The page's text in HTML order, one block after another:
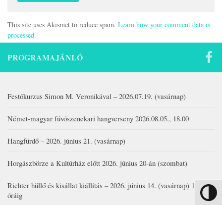
Nagy
This site uses Akismet to reduce spam. Learn how your comment data is
processed.
PROGRAMAJÁNLÓ
Festőkurzus Simon M. Veronikával – 2026.07.19. (vasárnap)
Német-magyar fúvószenekari hangverseny 2026.08.05., 18.00
Hangfürdő – 2026. június 21. (vasárnap)
Horgászbörze a Kultúrház előtt 2026. június 20-án (szombat)
Richter hüllő és kisállat kiállítás – 2026. június 14. (vasárnap) 15-17
óráig